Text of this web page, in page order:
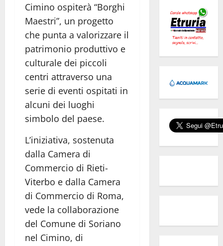
Cimino ospiterà “Borghi
Maestri”, un progetto
che punta a valorizzare il
patrimonio produttivo e
culturale dei piccoli
centri attraverso una
serie di eventi ospitati in
alcuni dei luoghi
simbolo del paese.
L’iniziativa, sostenuta
dalla Camera di
Commercio di Rieti-
Viterbo e dalla Camera
di Commercio di Roma,
vede la collaborazione
del Comune di Soriano
nel Cimino, di